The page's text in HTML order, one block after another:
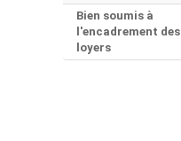
Bien soumis à
l'encadrement des
loyers